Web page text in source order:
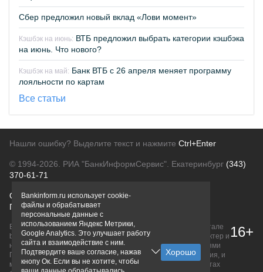
Сбер предложил новый вклад «Лови момент»
Кэшбэк на июнь: ВТБ предложил выбрать категории кэшбэка
на июнь. Что нового?
Кэшбэк на май: Банк ВТБ с 26 апреля меняет программу
лояльности по картам
Все статьи
Нашли ошибку? Выделите текст и нажмите Ctrl+Enter
© 1994-2026. РИА "БанкИнформСервис". Екатеринбург (343)
370-61-71
О проектеПолитика конфиденциальности
Правовая информацияДля рекламодателей
Вся информация о продуктах банков, размещенная на портале
bankinform.ru, носит исключительно ознакомительный характер и
не является публичной офертой, определяемой положениями
ГК РФ. Информация не содержит точного и полного описания, и
может быть изменена. Конечные условия уточняйте на сайтах
16+
Bankinform.ru использует cookie-
файлы и обрабатывает
персональные данные с
использованием Яндекс Метрики,
Google Analytics. Это улучшает работу
сайта и взаимодействие с ним.
Подтвердите ваше согласие, нажав
кнопу Ок. Если вы не хотите, чтобы